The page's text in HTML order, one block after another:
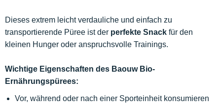
Dieses extrem leicht verdauliche und einfach zu
transportierende Püree ist der perfekte Snack für den
kleinen Hunger oder anspruchsvolle Trainings.
Wichtige Eigenschaften des Baouw Bio-
Ernährungspürees:
Vor, während oder nach einer Sporteinheit konsumieren